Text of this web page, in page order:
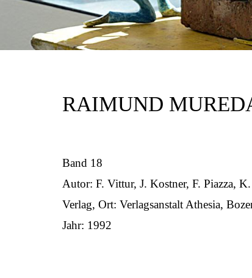
RAIMUND
Band 18
Autor: F. Vittur, J. Kostner, F. Piazza,
Verlag, Ort: Verlagsanstalt Athesia,
Jahr: 1992